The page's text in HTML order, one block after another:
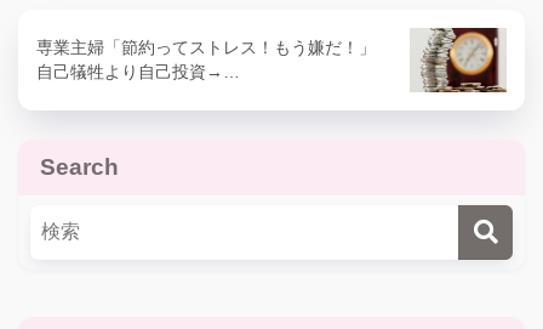
専業主婦「節約ってストレス！もう嫌だ！」
自己犠牲より自己投資→…
Search